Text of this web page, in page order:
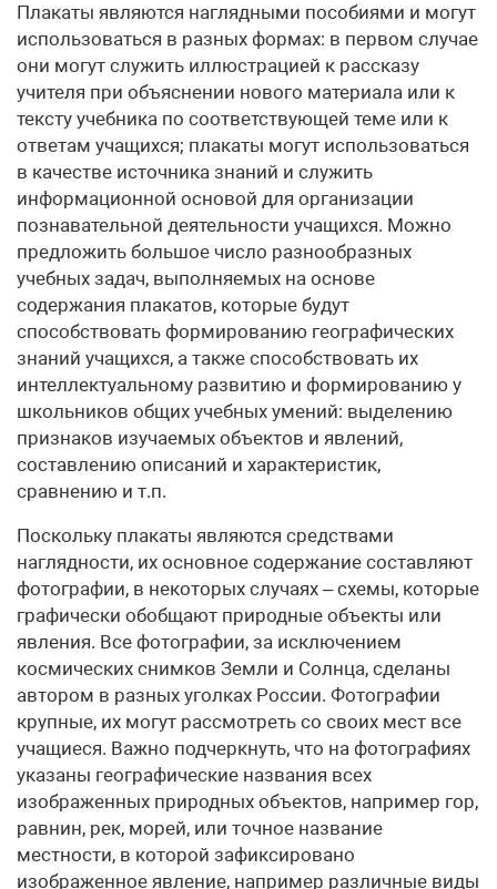
Плакаты являются наглядными пособиями и могут
использоваться в разных формах: в первом случае
они могут служить иллюстрацией к рассказу
учителя при объяснении нового материала или к
тексту учебника по соответствующей теме или к
ответам учащихся; плакаты могут использоваться
в качестве источника знаний и служить
информационной основой для организации
познавательной деятельности учащихся. Можно
предложить большое число разнообразных
учебных задач, выполняемых на основе
содержания плакатов, которые будут
способствовать формированию географических
знаний учащихся, а также способствовать их
интеллектуальному развитию и формированию у
школьников общих учебных умений: выделению
признаков изучаемых объектов и явлений,
составлению описаний и характеристик,
сравнению и т.п.
Поскольку плакаты являются средствами
наглядности, их основное содержание составляют
фотографии, в некоторых случаях – схемы, которые
графически обобщают природные объекты или
явления. Все фотографии, за исключением
космических снимков Земли и Солнца, сделаны
автором в разных уголках России. Фотографии
крупные, их могут рассмотреть со своих мест все
учащиеся. Важно подчеркнуть, что на фотографиях
указаны географические названия всех
изображенных природных объектов, например гор,
равнин, рек, морей, или точное название
местности, в которой зафиксировано
изображенное явление, например различные виды